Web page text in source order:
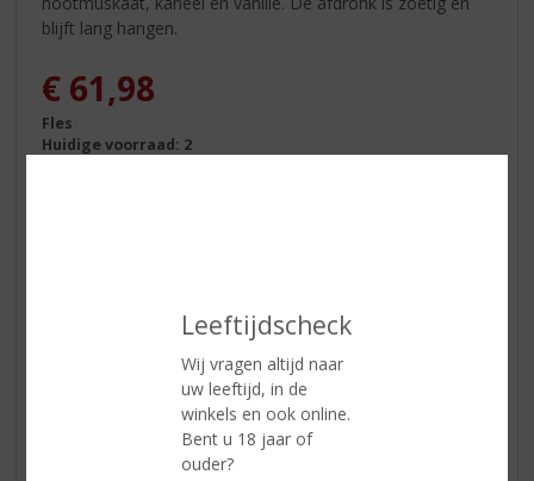
Leeftijdscheck
Wij vragen altijd naar
uw leeftijd, in de
winkels en ook online.
Bent u 18 jaar of
ouder?
blijft lang hangen.
€ 61,98
Fles
Huidige voorraad: 2
In winkelmand
ETIKETINFORMATIE
Land van Herkomst
Schotland